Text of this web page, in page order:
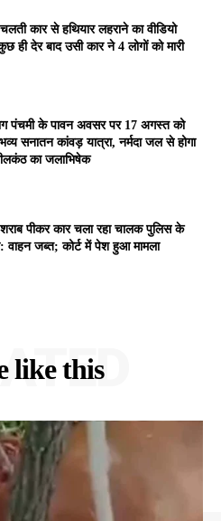
कार से हथियार लहराने का वीडियो
ही देर बाद उसी कार ने 4 लोगों को मारी
पंचमी के पावन अवसर पर 17 अगस्त को
सनातन कांवड़ यात्रा, नर्मदा जल से होगा
का जलाभिषेक
पीकर कार चला रहा चालक पुलिस के
वाहन जब्त; कोर्ट में पेश हुआ मामला
like this